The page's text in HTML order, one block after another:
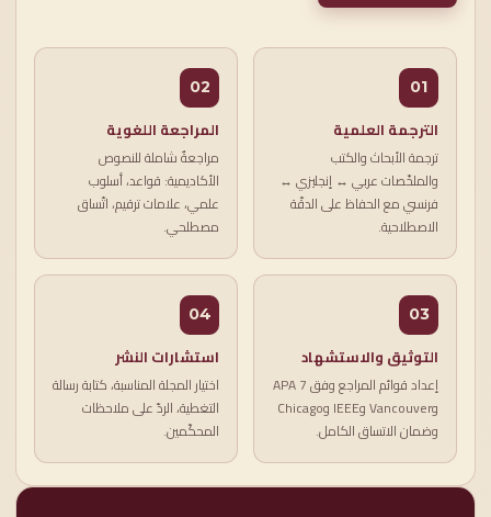
01
الترجمة العلمية
ترجمة الأبحاث والكتب
والملخّصات عربي ↔ إنجليزي ↔
فرنسي مع الحفاظ على الدقّة
الاصطلاحية.
02
المراجعة اللغوية
مراجعةٌ شاملة للنصوص
الأكاديمية: قواعد، أسلوب
علمي، علامات ترقيم، اتّساق
مصطلحي.
03
التوثيق والاستشهاد
إعداد قوائم المراجع وفق APA 7
وVancouver وIEEE وChicago
وضمان الاتساق الكامل.
04
استشارات النشر
اختيار المجلة المناسبة، كتابة رسالة
التغطية، الردّ على ملاحظات
المحكّمين.